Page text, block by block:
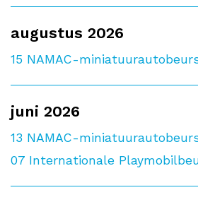
augustus 2026
15 NAMAC-
juni 2026
13 NAMAC-
07 Internationale